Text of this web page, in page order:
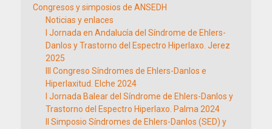
Congresos y simposios de ANSEDH
Noticias y enlaces
I Jornada en Andalucía del Síndrome de Ehlers-
Danlos y Trastorno del Espectro Hiperlaxo. Jerez
2025
III Congreso Síndromes de Ehlers-Danlos e
Hiperlaxitud. Elche 2024
I Jornada Balear del Síndrome de Ehlers-Danlos y
Trastorno del Espectro Hiperlaxo. Palma 2024
II Simposio Síndromes de Ehlers-Danlos (SED) y